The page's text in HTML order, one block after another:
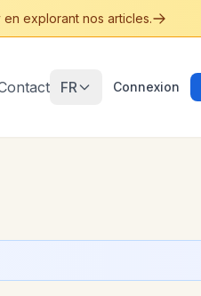
explorant nos articles.
FR Connexion